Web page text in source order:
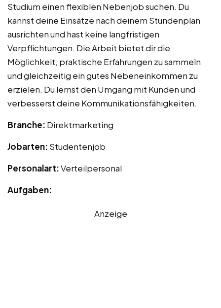
Studium einen flexiblen Nebenjob suchen. Du
kannst deine Einsätze nach deinem Stundenplan
ausrichten und hast keine langfristigen
Verpflichtungen. Die Arbeit bietet dir die
Möglichkeit, praktische Erfahrungen zu sammeln
und gleichzeitig ein gutes Nebeneinkommen zu
erzielen. Du lernst den Umgang mit Kunden und
verbesserst deine Kommunikationsfähigkeiten.
Branche: Direktmarketing
Jobarten: Studentenjob
Personalart:Verteilpersonal
Aufgaben:
Anzeige